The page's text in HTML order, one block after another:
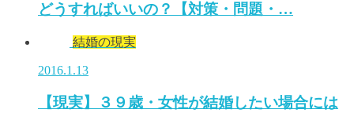
どうすればいいの？【対策・問題・…
結婚の現実
2016.1.13
【現実】３９歳・女性が結婚したい場合には